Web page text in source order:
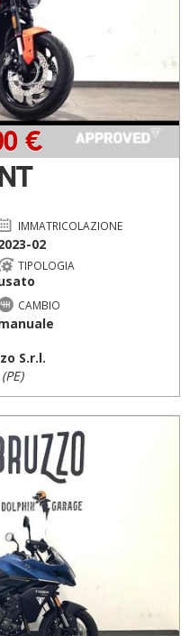
€
IMMATRICOLAZIONE
02
TIPOLOGIA
CAMBIO
S.r.l.